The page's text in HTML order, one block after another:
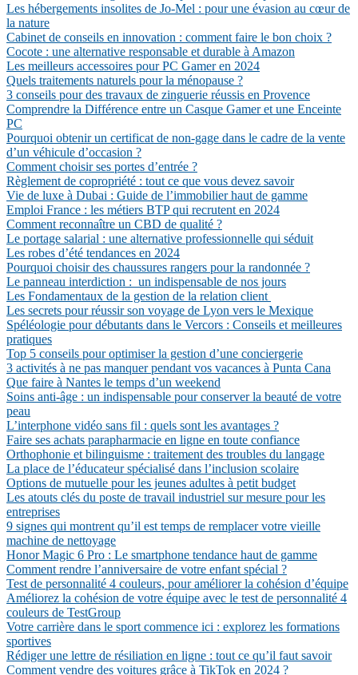
Les hébergements insolites de Jo-Mel : pour une évasion au cœur de
la nature
Cabinet de conseils en innovation : comment faire le bon choix ?
Cocote : une alternative responsable et durable à Amazon
Les meilleurs accessoires pour PC Gamer en 2024
Quels traitements naturels pour la ménopause ?
3 conseils pour des travaux de zinguerie réussis en Provence
Comprendre la Différence entre un Casque Gamer et une Enceinte
PC
Pourquoi obtenir un certificat de non-gage dans le cadre de la vente
d’un véhicule d’occasion ?
Comment choisir ses portes d’entrée ?
Règlement de copropriété : tout ce que vous devez savoir
Vie de luxe à Dubai : Guide de l’immobilier haut de gamme
Emploi France : les métiers BTP qui recrutent en 2024
Comment reconnaître un CBD de qualité ?
Le portage salarial : une alternative professionnelle qui séduit
Les robes d’été tendances en 2024
Pourquoi choisir des chaussures rangers pour la randonnée ?
Le panneau interdiction : un indispensable de nos jours
Les Fondamentaux de la gestion de la relation client
Les secrets pour réussir son voyage de Lyon vers le Mexique
Spéléologie pour débutants dans le Vercors : Conseils et meilleures
pratiques
Top 5 conseils pour optimiser la gestion d’une conciergerie
3 activités à ne pas manquer pendant vos vacances à Punta Cana
Que faire à Nantes le temps d’un weekend
Soins anti-âge : un indispensable pour conserver la beauté de votre
peau
L’interphone vidéo sans fil : quels sont les avantages ?
Faire ses achats parapharmacie en ligne en toute confiance
Orthophonie et bilinguisme : traitement des troubles du langage
La place de l’éducateur spécialisé dans l’inclusion scolaire
Options de mutuelle pour les jeunes adultes à petit budget
Les atouts clés du poste de travail industriel sur mesure pour les
entreprises
9 signes qui montrent qu’il est temps de remplacer votre vieille
machine de nettoyage
Honor Magic 6 Pro : Le smartphone tendance haut de gamme
Comment rendre l’anniversaire de votre enfant spécial ?
Test de personnalité 4 couleurs, pour améliorer la cohésion d’équipe
Améliorez la cohésion de votre équipe avec le test de personnalité 4
couleurs de TestGroup
Votre carrière dans le sport commence ici : explorez les formations
sportives
Rédiger une lettre de résiliation en ligne : tout ce qu’il faut savoir
Comment vendre des voitures grâce à TikTok en 2024 ?